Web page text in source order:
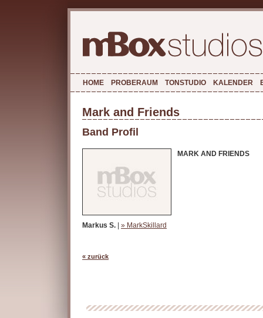
HOME PROBERAUM TONSTUDIO KALENDER
Mark and Friends
Band Profil
MARK AND FRIENDS
Markus S. » MarkSkillard
« zurück